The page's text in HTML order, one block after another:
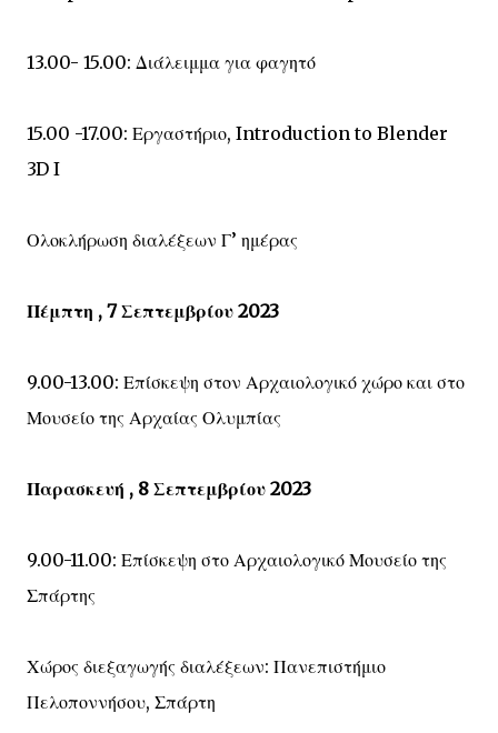
13.00- 15.00: Διάλειμμα για φαγητό
15.00 -17.00: Εργαστήριο, Introduction to Blender
3D I
Ολοκλήρωση διαλέξεων Γ’ ημέρας
Πέμπτη , 7 Σεπτεμβρίου 2023
9.00-13.00: Επίσκεψη στον Αρχαιολογικό χώρο και στο
Μουσείο της Αρχαίας Ολυμπίας
Παρασκευή , 8 Σεπτεμβρίου 2023
9.00-11.00: Επίσκεψη στο Αρχαιολογικό Μουσείο της
Σπάρτης
Χώρος διεξαγωγής διαλέξεων: Πανεπιστήμιο
Πελοποννήσου, Σπάρτη